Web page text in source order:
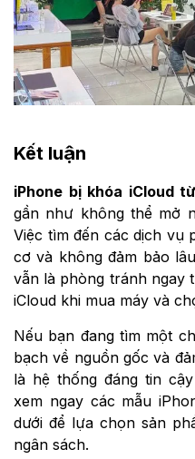
Kết luận
iPhone bị khóa iCloud
gần như không thể mở
Việc tìm đến các dịch vụ
cơ và không đảm bảo
vẫn là phòng tránh ngay
iCloud khi mua máy và
Nếu bạn đang tìm một
bạch về nguồn gốc và
là hệ thống đáng tin
xem ngay các mẫu
dưới để lựa chọn sản
ngân sách.